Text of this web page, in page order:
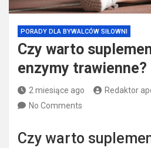
PORADY DLA BYWALCÓW SIŁOWNI
Czy warto
enzymy trawienne?
2 miesiące ago
Redaktor
No Comments
Czy warto